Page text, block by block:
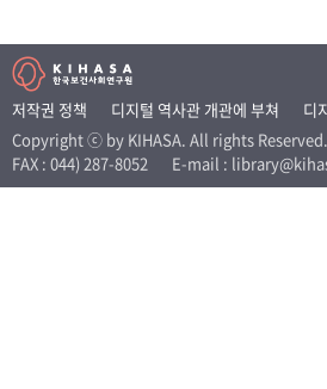
저작권 정책 디지털 역사관 개관에 부쳐
디
Copyright ⓒ by KIHASA. All rights Reserved.
FAX : 044) 287-8052
E-mail :